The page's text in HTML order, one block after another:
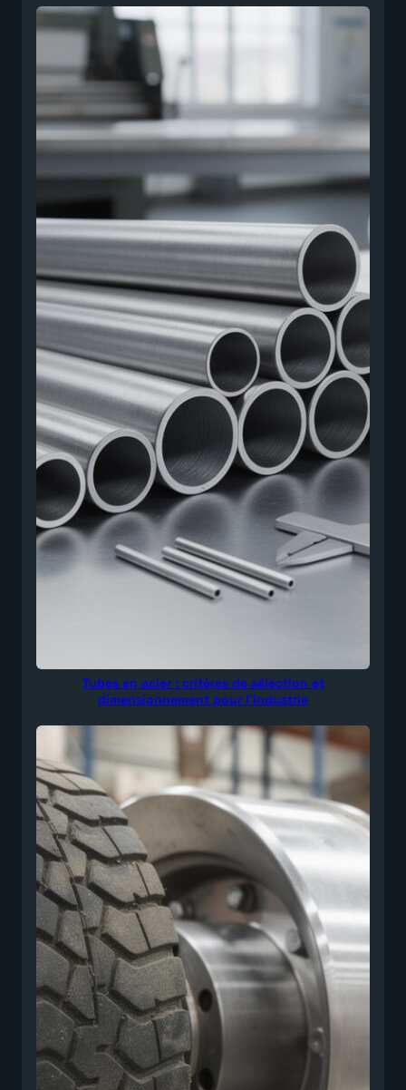
Tubes en acier : critères de sélection et
dimensionnement pour l’industrie